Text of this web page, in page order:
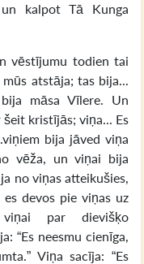
kalpot Tā Kunga
vēstījumu todien tai
atstāja; tas bija...
māsa Vīlere. Un
kristījās; viņa... Es
bija jāved viņa
vēža, un viņai bija
no viņas atteikušies,
devos pie viņas uz
par dievišķo
“Es neesmu cienīga,
Viņa sacīja: “Es